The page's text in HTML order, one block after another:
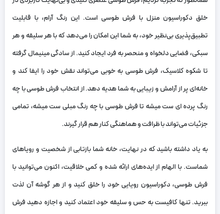
خلق دکوراسیون منزل با فرش طوسی است. این رنگ آرام، با قابلیت
تطبیق‌پذیری بی‌نظیر خود، به شما این امکان را می‌دهد که با هر سلیقه و هر
سبکی، فضایی دلخواه و منحصر به فرد ایجاد کنید. از سادگی مینیمال گرفته
تا شکوه کلاسیک، فرش طوسی به خوبی می‌تواند نقش خود را ایفا کند و
خانه‌ای پر از آرامش و زیبایی به شما هدیه دهد. از انتخاب فرش طوسی با چه
رنگ پرده ای ست میشه تا فرش طوسی با چه رنگ مبلی ست میشه، تمامی
جزئیات می‌تواند با ظرافت و هماهنگی کنار هم قرار گیرند.
به یاد داشته باشید که در نهایت، خانه شما بازتابی از شخصیت و رویاهای
شماست. با الهام از ایده‌های ارائه شده و کمی خلاقیت، اکنون می‌توانید با
فرش طوسی، دکوراسیون رویایی خود را خلق کنید و از هر گوشه آن لذت
ببرید. تنها کافیست به حس و سلیقه خود اعتماد کنید و اجازه دهید فرش